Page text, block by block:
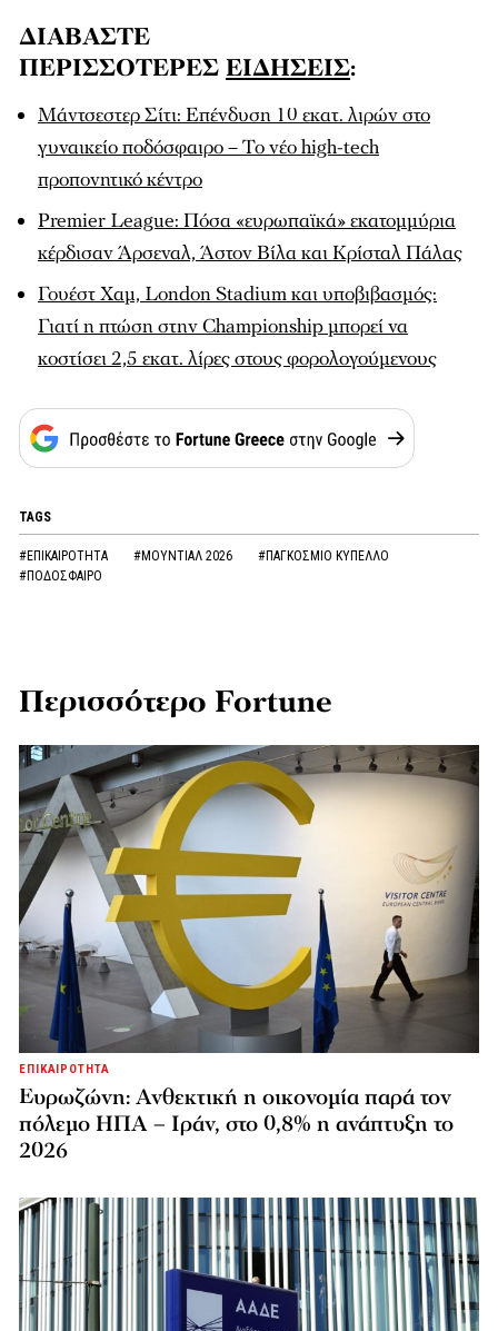
ΔΙΑΒΑΣΤΕ
ΠΕΡΙΣΣΟΤΕΡΕΣ ΕΙΔΗΣΕΙΣ:
Μάντσεστερ Σίτι: Επένδυση 10 εκατ. λιρών στο
γυναικείο ποδόσφαιρο – Το νέο high-tech
προπονητικό κέντρο
Premier League: Πόσα «ευρωπαϊκά» εκατομμύρια
κέρδισαν Άρσεναλ, Άστον Βίλα και Κρίσταλ Πάλας
Γουέστ Χαμ, London Stadium και υποβιβασμός:
Γιατί η πτώση στην Championship μπορεί να
κοστίσει 2,5 εκατ. λίρες στους φορολογούμενους
TAGS
#ΕΠΙΚΑΙΡΟΤΗΤΑ #ΜΟΥΝΤΙΑΛ 2026
#ΠΑΓΚΟΣΜΙΟ ΚΥΠΕΛΛΟ
#ΠΟΔΟΣΦΑΙΡΟ
Περισσότερο Fortune
ΕΠΙΚΑΙΡΟΤΗΤΑ
Ευρωζώνη: Ανθεκτική η οικονομία παρά τον
πόλεμο ΗΠΑ – Ιράν, στο 0,8% η ανάπτυξη το
2026